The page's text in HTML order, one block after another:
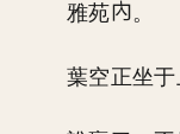
雅苑 。
葉空正坐于